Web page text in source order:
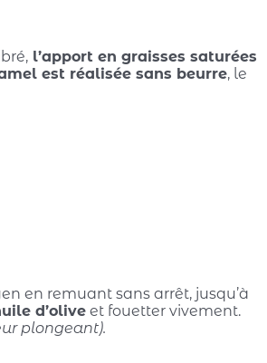
l’apport en graisses saturées
est réalisée sans beurre, le
en remuant sans arrêt, jusqu’à
d’oliveet fouetter vivement.
plongeant).